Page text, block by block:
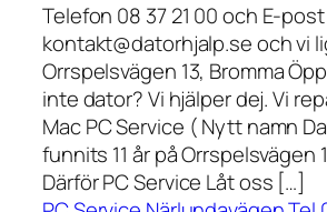
Telefon 08 37 21 00 och E-post
kontakt@datorhjalp.se och vi
Orrspelsvägen 13, Bromma
inte dator? Vi hjälper dej. Vi
Mac PC Service ( Nytt namn
funnits 11 år på Orrspelsvägen
Därför PC Service Låt oss […]